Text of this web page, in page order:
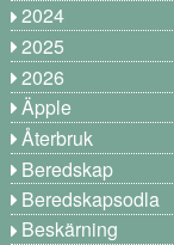
2024
2025
2026
Äpple
Återbruk
Beredskap
Beredskapsodla
Beskärning